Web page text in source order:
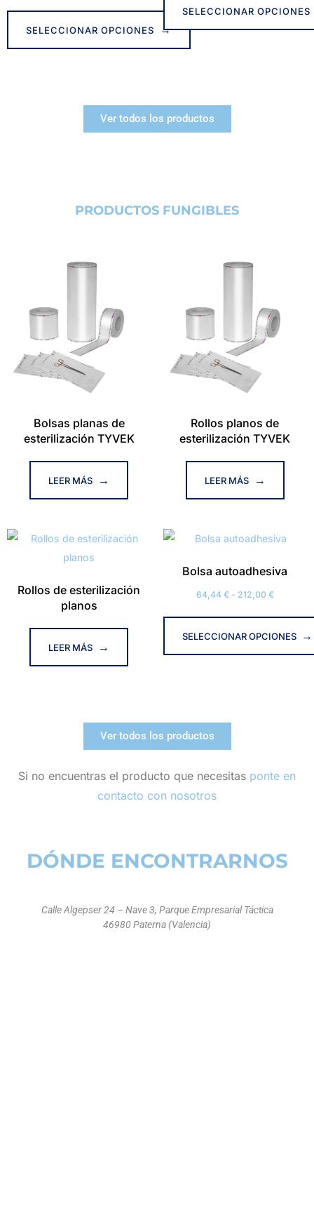
SELECCIONAR OPCIONES
SELECCIONAR OPCIONES
Ver todos los productos
PRODUCTOS FUNGIBLES
Bolsas planas de
esterilización TYVEK
LEER MÁS
Rollos planos de
esterilización TYVEK
LEER MÁS
Rollos de esterilización
planos
LEER MÁS
Bolsa autoadhesiva
64,44 € - 212,00 €
SELECCIONAR OPCIONES
Ver todos los productos
Si no encuentras el producto que necesitas ponte en
contacto con nosotros
DÓNDE ENCONTRARNOS
Calle Algepser 24 – Nave 3, Parque Empresarial Táctica
46980 Paterna (Valencia)